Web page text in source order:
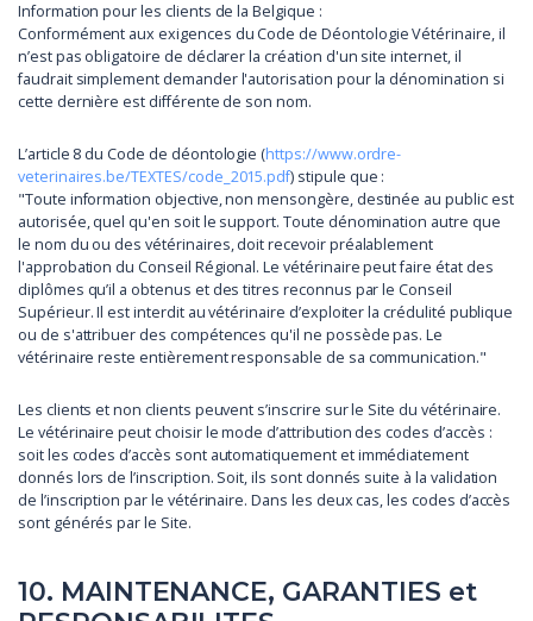
Information pour les clients de la Belgique :
Conformément aux exigences du Code de Déontologie Vétérinaire, il
n’est pas obligatoire de déclarer la création d'un site internet, il
faudrait simplement demander l'autorisation pour la dénomination si
cette dernière est différente de son nom.
L’article 8 du Code de déontologie (https://www.ordre-
veterinaires.be/TEXTES/code_2015.pdf) stipule que :
"Toute information objective, non mensongère, destinée au public est
autorisée, quel qu'en soit le support. Toute dénomination autre que
le nom du ou des vétérinaires, doit recevoir préalablement
l'approbation du Conseil Régional. Le vétérinaire peut faire état des
diplômes qu’il a obtenus et des titres reconnus par le Conseil
Supérieur. Il est interdit au vétérinaire d’exploiter la crédulité publique
ou de s'attribuer des compétences qu'il ne possède pas. Le
vétérinaire reste entièrement responsable de sa communication."
Les clients et non clients peuvent s’inscrire sur le Site du vétérinaire.
Le vétérinaire peut choisir le mode d’attribution des codes d’accès :
soit les codes d’accès sont automatiquement et immédiatement
donnés lors de l’inscription. Soit, ils sont donnés suite à la validation
de l’inscription par le vétérinaire. Dans les deux cas, les codes d’accès
sont générés par le Site.
10. MAINTENANCE, GARANTIES et